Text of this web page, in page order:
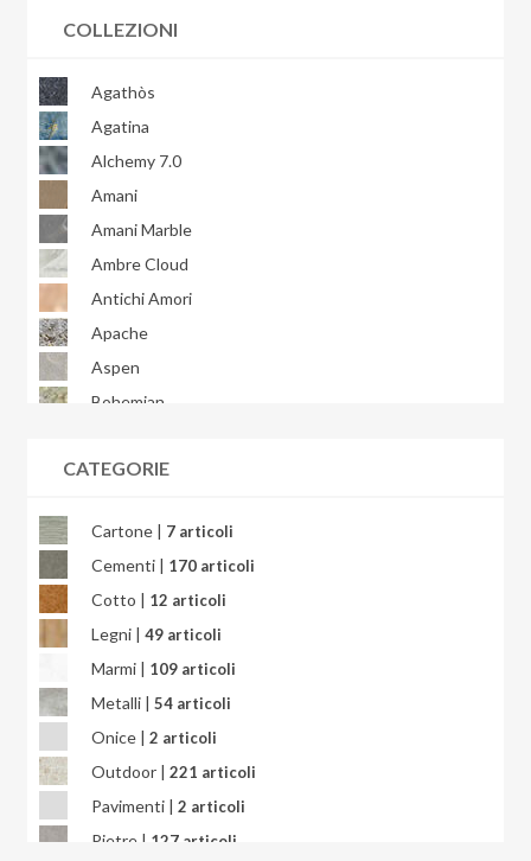
COLLEZIONI
Agathòs
Agatina
Alchemy 7.0
Amani
Amani Marble
Ambre Cloud
Antichi Amori
Apache
Aspen
Bohemian
Brera
Bright Precious
Calacatta
Calacatta Africa
Calacatta Gold
Calacatta Oceanic
Calacatta Splendido
Calacatta Viola
Calcarea
Campigiane
Cardosia
CATEGORIE
Cartone | 7 articoli
Cementi | 170 articoli
Cotto | 12 articoli
Legni |49 articoli
Marmi | 109 articoli
Metalli |54 articoli
Onice |2 articoli
Outdoor |221 articoli
Pavimenti |2 articoli
Pietre | 127 articoli